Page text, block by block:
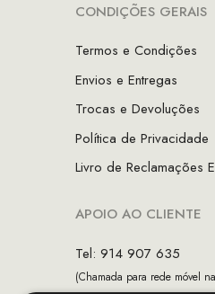
CONDIÇÕES GERAIS
Termos e Condições
Envios e Entregas
Trocas e Devoluções
Política de Privacidade
Livro de Reclamações
APOIO AO CLIENTE
Tel: 914 907 635
(Chamada para rede móvel